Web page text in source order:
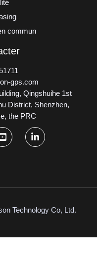
commun
gps.com
Qingshuihe 1st
District, Shenzhen,
the PRC
Technology Co, Ltd.